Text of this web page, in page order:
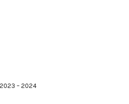
– 2024